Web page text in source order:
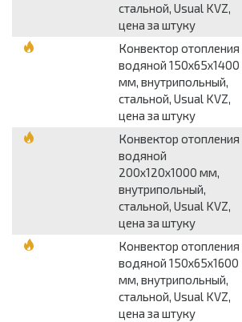
стальной, Usual KVZ,
цена за штуку
Конвектор отопления
водяной 150х65х1400
мм, внутрипольный,
стальной, Usual KVZ,
цена за штуку
Конвектор отопления
водяной
200х120х1000 мм,
внутрипольный,
стальной, Usual KVZ,
цена за штуку
Конвектор отопления
водяной 150х65х1600
мм, внутрипольный,
стальной, Usual KVZ,
цена за штуку